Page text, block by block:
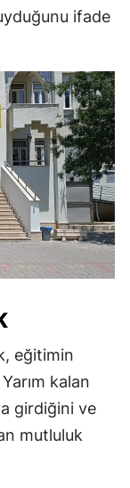
ifade
eğitimin
kalan
girdiğini ve
mutluluk